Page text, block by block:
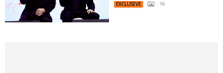
EXCLUSIVE : 16